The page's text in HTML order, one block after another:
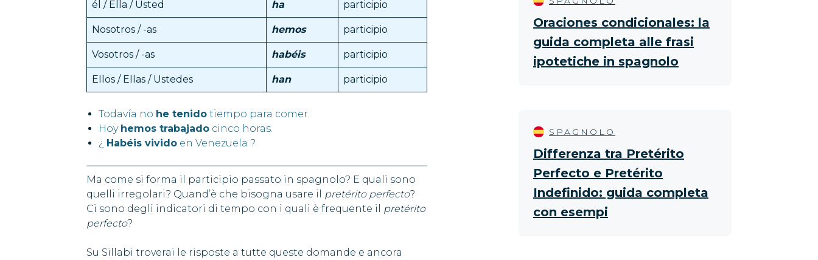
él / Ella / Usted ha participio
Nosotros / -as hemos participio
Vosotros / -as habéis participio
Ellos / Ellas / Ustedes han participio
Todavía no he tenido tiempo para comer.
Hoy hemos trabajado cinco horas.
¿ Habéis vivido en Venezuela ?
Ma come si forma il participio passato in spagnolo? E quali sono
quelli irregolari? Quand’è che bisogna usare il pretérito perfecto?
Ci sono degli indicatori di tempo con i quali è frequente il pretérito
perfecto?
Su Sillabi troverai le risposte a tutte queste domande e ancora
Oraciones condicionales: la
guida completa alle frasi
ipotetiche in spagnolo
SPAGNOLO
Differenza tra Pretérito
Perfecto e Pretérito
Indefinido: guida completa
con esempi